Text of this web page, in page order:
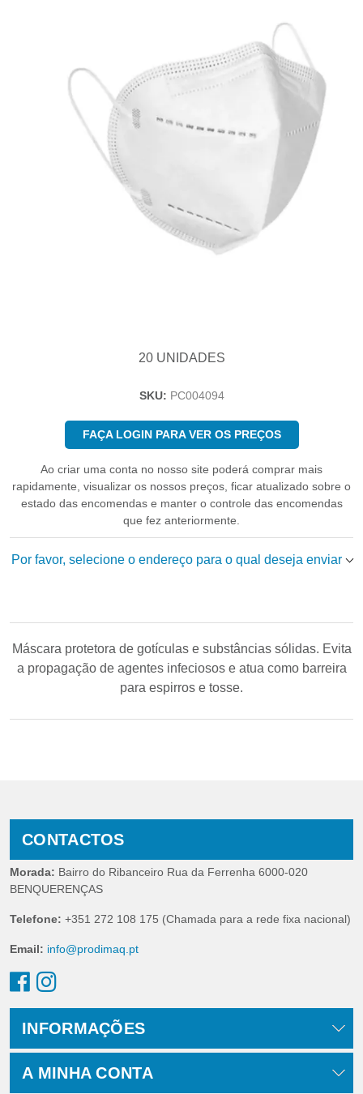
20 UNIDADES
SKU: PC004094
FAÇA LOGIN PARA VER OS PREÇOS
Ao criar uma conta no nosso site poderá comprar mais
rapidamente, visualizar os nossos preços, ficar atualizado sobre o
estado das encomendas e manter o controle das encomendas
que fez anteriormente.
Por favor, selecione o endereço para o qual deseja enviar
Máscara protetora de gotículas e substâncias sólidas. Evita
a propagação de agentes infeciosos e atua como barreira
para espirros e tosse.
CONTACTOS
Morada: Bairro do Ribanceiro Rua da Ferrenha 6000-020
BENQUERENÇAS
Telefone: +351 272 108 175 (Chamada para a rede fixa nacional)
Email: info@prodimaq.pt
INFORMAÇÕES
A MINHA CONTA